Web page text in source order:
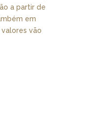
a partir de
em
vão